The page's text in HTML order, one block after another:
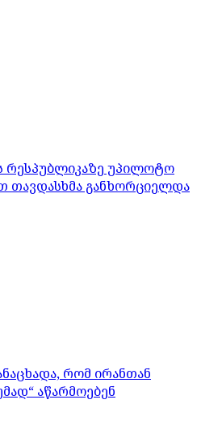
უპილოტო
თავდასხმა განხორციელდა
რომ ირანთან
აწარმოებენ